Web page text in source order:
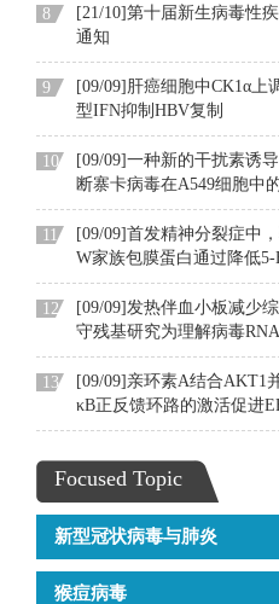
8
[21/10]第十届新生病毒性
通知
9
[09/09]肝癌细胞中CK1α上
型IFN抑制HBV复制
10
[09/09]一种新的干扰素诱
断寨卡病毒在A549细胞中
11
[09/09]首发精神分裂症中
W家族包膜蛋白通过降低
12
[09/09]发热伴血小板减少
守残基研究为理解病毒
13
[09/09]亲环素A结合AKT1
κB正反馈环路的激活促进
Focused Topic
新型冠状病毒与肺炎
猴痘病毒